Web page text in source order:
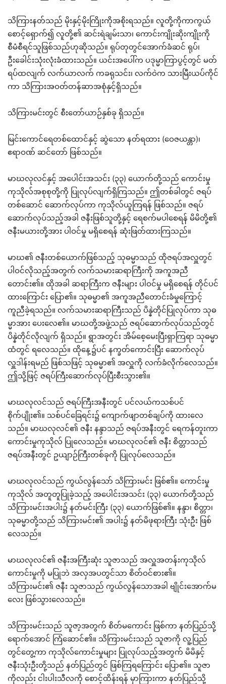
သိကြားနတ်သည် မိုးနှင့်မိုးကြိုးကိုအစိုးရသည်။ လူတို့ကိုကာကွယ်
စောင့်ရှောက်၍ လူတို့၏ ဆင်းရဲချမ်းသာ၊ ကောင်းကျိုးဆိုးကျိုးကို
စီမံစီရင်သူဖြစ်သည်ဟုဆိုသည်။ ရုပ်တုတွင်အောက်ခံဆင် ရုပ်၊
ဦးခေါင်းသုံးလုံးခံထားသည်။ ယင်းအပေါ်က ပဒုမ္မာကြာပွင့်တွင် မတ်
ရပ်ထလျက် လက်ယာလက် ကခရုသင်း၊ လက်ဝဲက သားမြီးယပ်ကိုင်
ကာ သိကြားအဝတ်တန်ဆာအစုံနှင့်ရှိသည်။
သိကြားမင်းတွင် စီးတော်ယာဉ်နှစ်ခု ရှိသည်။
မြင်းကောင်ရေတစ်ထောင်နှင့် ဆွဲသော နတ်ရထား (ဝေဇယန္တာ)၊
ဧရာဝဏ် ဆင်တော် ဖြစ်သည်။
မာဃလုလင်နှင့် အပေါင်းအသင်း (၃၃) ယောက်တို့သည် ကောင်းမှု
ကုသိုလ်အစုစုတို့ကို ပြုလုပ်လျက်ရှိကြသည်။ ဤတစ်ခါတွင် ဇရပ်
တစ်ဆောင် ဆောက်လုပ်ကာ ကုသိုလ်ယူကြရန် ဖြစ်သည်။ ဇရပ်
ဆောက်လုပ်သည့်အခါ ဇနီးဖြစ်သူတို့နှင့် ရေစက်မပါစေရန် မိမိတို့၏
ဇနီးမယားတို့အား ပါဝင်မှု မရှိစေရန် ဆုံးဖြတ်ထားကြသည်။
မာဃ၏ ဇနီးတစ်ယောက်ဖြစ်သည့် သုဓမ္မာသည် ထိုဇရပ်အလှူတွင်
ပါဝင်လိုသည့်အတွက် လက်သမားဆရာကြီးကို အကူအညီ
တောင်း၏။ ထိုအခါ ဆရာကြီးက ဇနီးများ ပါဝင်မှု မရှိစေရန် တိုင်ပင်
ထားကြောင်း ပြော၏။ သုဓမ္မာ၏ အကူအညီတောင်းခံမှုကြောင့်
ကူညီခဲ့ရသည်။ လက်သမားဆရာကြီးသည် ပိန္နဲတိုင်ပြုလုပ်ကာ သုဓ
မ္မာအား ပေးလေ၏။ မာဃတို့အဖွဲ့သည် ဇရပ်ဆောက်လုပ်သည်တွင်
ပိန္နဲတိုင်လိုလျက် ရှိသည်။ ရွာအတွင်း အိမ်စေ့မေးပြီးရှာကြရာ သုဓမ္မာ
ထံတွင် ရလေသည်။ ထိုနေ့၌ပင် နက္ခတ်ကောင်းပြီး ဆောက်လုပ်
လှူဒါန်းရမည် ဖြစ်သဖြင့် သုဓမ္မာ၏ အလှူကို လက်ခံလိုက်လေသည်။
ဤသို့ဖြင့် ဇရပ်ကြီးဆောက်လုပ်ပြီးစီးသွား၏။
မာဃလုလင်သည် ဇရပ်ကြီးအနီးတွင် ပင်လယ်ကသစ်ပင်
စိုက်ပျိုး၏။ သစ်ပင်ခြေရင်း၌ ကျောက်ဖျာတစ်ချပ်ကို ထားလေ
သည်။ မာဃလုလင်၏ ဇနီး နန္ဒာသည် ဇရပ်အနီးတွင် ရေကန်တူးကာ
ကောင်းမှုကုသိုလ် ပြုလေသည်။ မာဃလုလင်၏ ဇနီး စိတ္တာသည်
ဇရပ်အနီးတွင် ဥယျာဉ်ကြီးတစ်ခုကို ပြုလုပ်လေသည်။
မာဃလုလင်သည် ကွယ်လွန်သော် သိကြားမင်း ဖြစ်၏။ ကောင်းမှု
ကုသိုလ် အတူတူပြုခဲ့သည့် အပေါင်းအသင်း (၃၃) ယောက်တို့သည်
သိကြားမင်းအပါး၌ နတ်မင်းကြီး (၃၃) ယောက်ဖြစ်၏။ နန္ဒာ၊ စိတ္တာ၊
သုဓမ္မာတို့သည် သိကြားမင်း၏ အပါး၌ နတ်မိဖုရားကြီး သုံးဦး ဖြစ်
လေသည်။
မာဃလုလင်၏ ဇနီးအကြီးဆုံး သူဇာသည် အလှူအတန်းကုသိုလ်
ကောင်းမှုကို မပြုဘဲ အလှအပတွင်သာ စိတ်ဝင်စား၏။
သိကြားမင်း၏ ဇနီး သူဇာသည် ကွယ်လွန်သောအခါ ဗျိုင်းအောက်မ
လေး ဖြစ်သွားလေသည်။
သိကြားမင်းသည် သူဇာ့အတွက် စိတ်မကောင်း ဖြစ်ကာ နတ်ပြည်သို့
ရောက်အောင် ကြံဆောင်၏။ သိကြားမင်းသည် သူဇာကို လူ့ပြည်
တွင်တွေ့ကာ ကုသိုလ်ကောင်းမှုများ ပြုလုပ်သည့်အတွက် မိမိနှင့်
ဇနီးသုံးဦးတို့သည် နတ်ပြည်တွင် ဖြစ်ကြရကြောင်း ပြော၏။ သူဇာ
ကိုလည်း ငါးပါးသီလကို စောင့်ထိန်းရန် မှာကြားကာ နတ်ပြည်သို့